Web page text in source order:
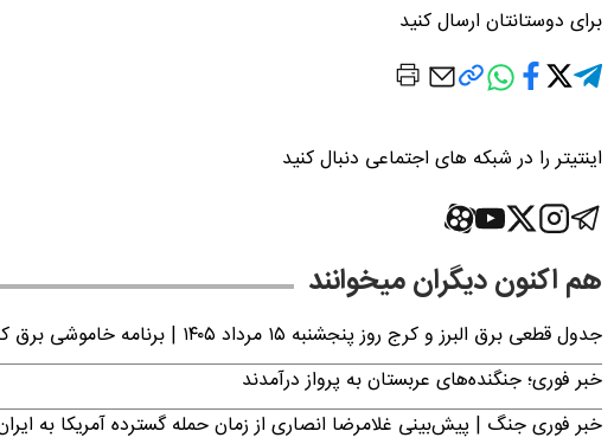
برای دوستانتان ارسال کنید
اینتیتر را در شبکه های اجتماعی دنبال کنید
هم اکنون دیگران میخوانند
جدول قطعی برق البرز و کرج روز پنجشنبه ۱۵ مرداد ۱۴۰۵ | برنامه خاموشی برق کرج اعلام شد
خبر فوری؛ جنگنده‌های عربستان به پرواز درآمدند
خبر فوری جنگ | پیش‌بینی غلامرضا انصاری از زمان حمله گسترده آمریکا به